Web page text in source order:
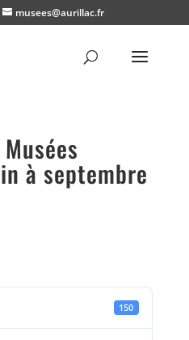
musees@aurillac.fr
à septembre
150